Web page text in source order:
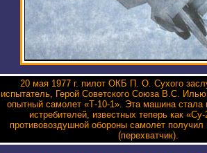
20 мая 1977 г. пилот ОКБ П. О. Сухого
испытатель, Герой Советского Союза B.C.
опытный самолет «Т-10-1». Эта машина стала
истребителей, известных теперь как
противовоздушной обороны самолет
(перехватчик).